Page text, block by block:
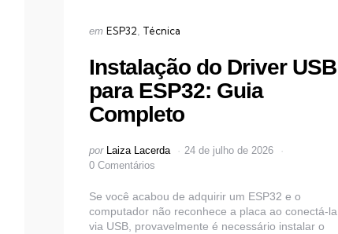
Categorias
Publicado
em ESP32 Técnica
Instalação do Driver USB
para ESP32: Guia
Completo
Postado
por
por Laiza Lacerda
24 de julho de 2026
0 Comentários
Se você acabou de adquirir um ESP32 e o
computador não reconhece a placa ao conectá-la
via USB, provavelmente é necessário instalar o